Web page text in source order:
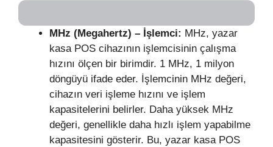
MHz (Megahertz) – İşlemci: MHz, yazar
kasa POS cihazının işlemcisinin çalışma
hızını ölçen bir birimdir. 1 MHz, 1 milyon
döngüyü ifade eder. İşlemcinin MHz değeri,
cihazın veri işleme hızını ve işlem
kapasitelerini belirler. Daha yüksek MHz
değeri, genellikle daha hızlı işlem yapabilme
kapasitesini gösterir. Bu, yazar kasa POS